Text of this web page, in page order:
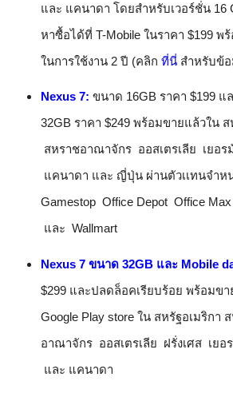
และ แคนาดา โดยสำหรับเวอร์ชั่น 16
หาซื้อได้ที่ T-Mobile ในราคา $199 พ
ในการใช้งาน 2 ปี (คลิก ที่นี่ สำหรับข้อ
Nexus 7: ขนาด 16GB ราคา $199 แ
32GB ราคา $249 พร้อมขายแล้วใน ส
สหราชอาณาจักร  ออสเตรเลีย  เยอร
แคนาดา และ ญี่ปุ่น ผ่านตัวเเทนจำห
Gamestop  Office Depot  Office Max
และ  Wallmart
Nexus 7 ขนาด 32GB และ Mobile
$299 และปลดล็อคเรียบร้อย พร้อมขา
Google Play store ใน สหรัฐอเมริกา
อาณาจักร  ออสเตรเลีย  ฝรั่งเศส  เยอ
และ แคนาดา